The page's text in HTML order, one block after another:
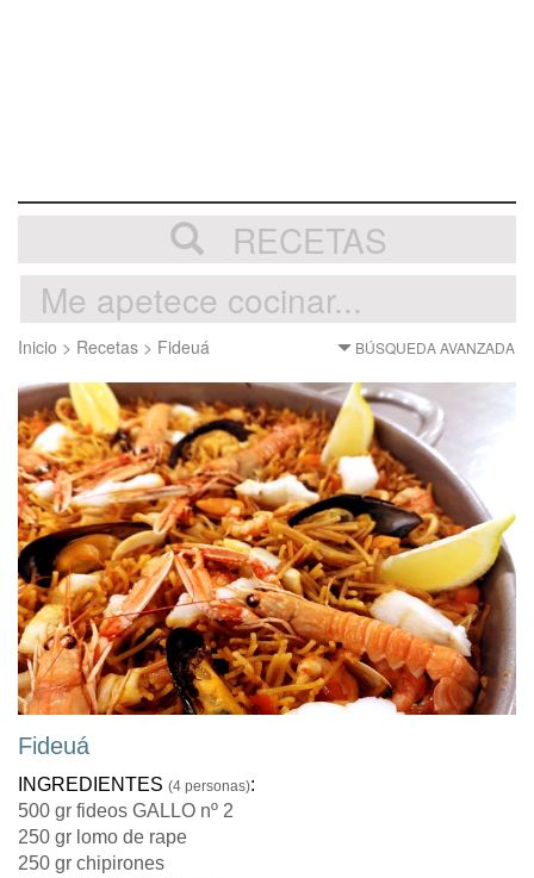
RECETAS
Inicio > Recetas > Fideuá BÚSQUEDA AVANZADA
Fideuá
INGREDIENTES (4 personas):
500 gr fideos GALLO nº 2
250 gr lomo de rape
250 gr chipirones